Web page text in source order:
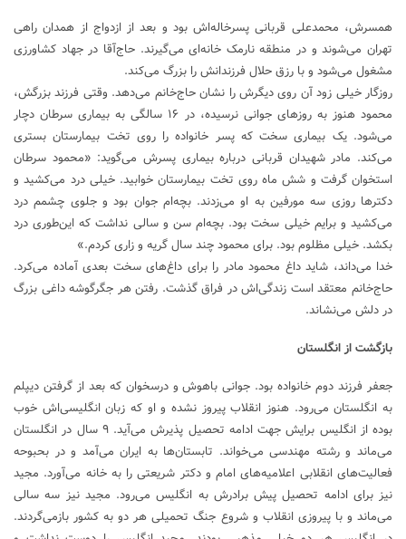
همسرش، محمدعلی قربانی پسرخاله‌اش بود و بعد از ازدواج از همدان راهی
تهران می‌شوند و در منطقه نارمک خانه‌ای می‌گیرند. حاج‌آقا در جهاد کشاورزی
مشغول می‌شود و با رزق حلال فرزندانش را بزرگ می‌کند.
روزگار خیلی زود آن روی دیگرش را نشان حاج‌خانم می‌دهد. وقتی فرزند بزرگش،
محمود هنوز به روز‌های جوانی نرسیده، در ۱۶ سالگی به بیماری سرطان دچار
می‌شود. یک بیماری سخت که پسر خانواده را روی تخت بیمارستان بستری
می‌کند. مادر شهیدان قربانی درباره بیماری پسرش می‌گوید: «محمود سرطان
استخوان گرفت و شش ماه روی تخت بیمارستان خوابید. خیلی درد می‌کشید و
دکتر‌ها روزی سه مورفین به او می‌زدند. بچه‌ام جوان بود و جلوی چشمم درد
می‌کشید و برایم خیلی سخت بود. بچه‌ام سن و سالی نداشت که این‌طوری درد
بکشد. خیلی مظلوم بود. برای محمود چند سال گریه و زاری کردم.»
خدا می‌داند، شاید داغ محمود مادر را برای داغ‌های سخت بعدی آماده می‌کرد.
حاج‌خانم معتقد است زندگی‌اش در فراق گذشت. رفتن هر جگرگوشه داغی بزرگ
در دلش می‌نشاند.
بازگشت از انگلستان
جعفر فرزند دوم خانواده بود. جوانی باهوش و درسخوان که بعد از گرفتن دیپلم
به انگلستان می‌رود. هنوز انقلاب پیروز نشده و او که زبان انگلیسی‌اش خوب
بوده از انگلیس برایش جهت ادامه تحصیل پذیرش می‌آید. ۹ سال در انگلستان
می‌ماند و رشته مهندسی می‌خواند. تابستان‌ها به ایران می‌آمد و در بحبوحه
فعالیت‌های انقلابی اعلامیه‌های امام و دکتر شریعتی را به خانه می‌آورد. مجید
نیز برای ادامه تحصیل پیش برادرش به انگلیس می‌رود. مجید نیز سه سالی
می‌ماند و با پیروزی انقلاب و شروع جنگ تحمیلی هر دو به کشور بازمی‌گردند.